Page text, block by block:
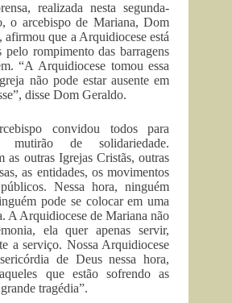
realizada nesta segunda-
o arcebispo de Mariana, Dom
que a Arquidiocese está
rompimento das barragens
“A Arquidiocese tomou essa
não pode estar ausente em
disse Dom Geraldo.
convidou todos para
mutirão de solidariedade.
as outras Igrejas Cristãs, outras
as entidades, os movimentos
Nessa hora, ninguém
pode se colocar em uma
A Arquidiocese de Mariana não
ela quer apenas servir,
a serviço. Nossa Arquidiocese
de Deus nessa hora,
que estão sofrendo as
tragédia”.